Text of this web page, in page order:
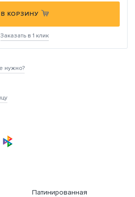
В КОРЗИНУ
Заказать в 1 клик
нужно?
Патинированная